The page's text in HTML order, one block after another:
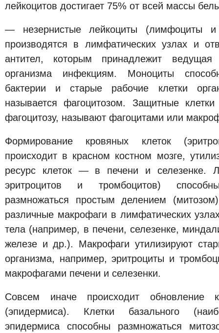
лейкоцитов достигает 75% от всей массы
— незернистые лейкоциты (лимфоциты
производятся в лимфатических узлах и
антител, которым принадлежит
организма инфекциям. Моноциты
бактерии и старые рабочие клетки
называется фагоцитозом. Защитные
фагоцитозу, называют фагоцитами или
Формирование кровяных клеток
происходит в красном костном мозге,
ресурс клеток — в печени и селезенке.
эритроцитов и тромбоцитов)
размножаться простым делением
различные макрофаги в лимфатических
тела (например, в печени, селезенке,
железе и др.). Макрофаги утилизируют
организма, например, эритроциты и
макрофагами печени и селезенки.
Совсем иначе происходит обновление
(эпидермиса). Клетки базального
эпидермиса способны размножаться